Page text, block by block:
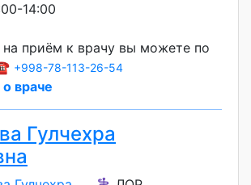
14:00
на приём к врачу вы можете по
+998-78-113-26-54
враче
Гулчехра